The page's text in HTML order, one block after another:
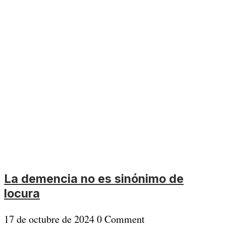
La demencia no es sinónimo de
locura
17 de octubre de 20240 Comment